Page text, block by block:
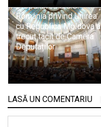
Propunerea S.O.S.
România privind Unirea
cu Republica Moldova a
trecut tacit de Camera
Deputaților
LASĂ UN COMENTARIU